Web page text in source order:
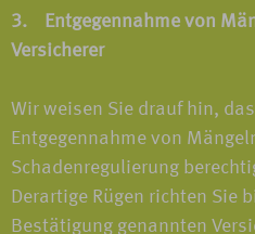
3. Entgegennahme von
Versicherer
Wir weisen Sie drauf hin,
Entgegennahme von
Schadenregulierung
Derartige Rügen richten Sie
Bestätigung genannten